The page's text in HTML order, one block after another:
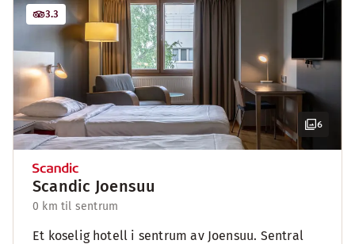
6
3.3
Scandic Joensuu
0 km til sentrum
Et koselig hotell i sentrum av Joensuu. Sentral